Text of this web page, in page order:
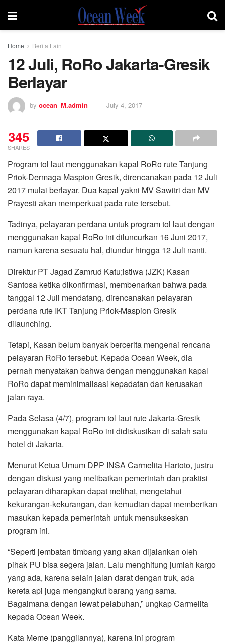
Home Berita Lain
12 Juli, RoRo Jakarta-Gresik
Berlayar
by ocean_M.admin July 4, 2017
345
SHARES
Program tol laut menggunakan kapal RoRo rute Tanjung
Priok-Dermaga Maspion Gresik, direncanakan pada 12 Juli
2017 mulai berlayar. Dua kapal yakni MV Sawitri dan MV
Prayesti akan memperkuat pada rute tersebut.
Tadinya, pelayaran perdana untuk program tol laut dengan
menggunakan kapal RoRo ini diluncurkan 16 Juni 2017,
namun karena sesuatu hal, diundur hingga 12 Juli nanti.
Direktur PT Jagad Zamrud Katu;istiwa (JZK) Kasan
Santosa ketika dikonfirmasi, membenarkan bahwa pada
tanggal 12 Juli mendatang, direncanakan pelayaran
perdana rute IKT Tanjung Priok-Maspion Gresik
dilaunching.
Tetapi, Kasan belum banyak bercerita mengenai rencana
pelayaran RoRo tersebut. Kepada Ocean Week, dia
pernah menyatakan bahwa dengan menggunakan kapal
RoRo dapat meminimalisasi kepadatan dan kerusakan
jalan raya.
Pada Selasa (4/7), program tol laut rute Jakarta-Gresik
menggunakan kapal RoRo ini didiskusikan di salah satu
hotel di Jakarta.
Menurut Ketua Umum DPP INSA Carmelita Hartoto, justru
dengan diskusi yang melibatkan pemerintah dan praktisi
pelayaran diharapkan dapat melihat, mengetahui
kekurangan-kekurangan, dan kemudian dapat memberikan
masukan kepada pemerintah untuk mensukseskan
program ini.
“Seperti jembatan timbang yang akan dijalankan oleh
pihak PU bisa segera jalan. Lalu menghitung jumlah kargo
yang ada, karena selain jalan darat dengan truk, ada
kereta api juga mengangkut barang yang sama.
Bagaimana dengan lewat pelabuhan,” ungkap Carmelita
kepada Ocean Week.
Kata Meme (panggilannya), karena ini program